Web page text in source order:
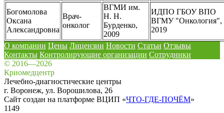
Богомолова
Оксана
Александровна
Врач-
онколог
ВГМИ им.
Н. Н.
Бурденко,
2009
ИДПО ГБОУ ВПО
ВГМУ "Онкология",
2019
О компании Цены Лицензии Новости Статьи Отзывы
Контакты Контролирующие организации Сотрудники
© 2016—2026
Криомедцентр
Лечебно-диагностические центры
г. Воронеж, ул. Ворошилова, 26
Сайт создан на платформе ВЦИП «ЧТО-ГДЕ-ПОЧЁМ»
1149